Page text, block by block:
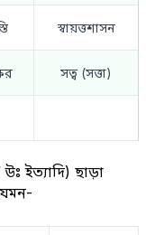
স্বায়ত্তশাসন
সত্ব (সত্তা)
ইত্যাদি) ছাড়া